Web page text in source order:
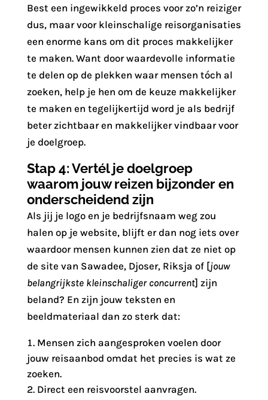
Best een ingewikkeld proces voor zo’n reiziger
dus, maar voor kleinschalige reisorganisaties
een enorme kans om dit proces makkelijker
te maken. Want door waardevolle informatie
te delen op de plekken waar mensen tóch al
zoeken, help je hen om de keuze makkelijker
te maken en tegelijkertijd word je als bedrijf
beter zichtbaar en makkelijker vindbaar voor
je doelgroep.
Stap 4: Vertél je doelgroep
waarom jouw reizen bijzonder en
onderscheidend zijn
Als jij je logo en je bedrijfsnaam weg zou
halen op je website, blijft er dan nog iets over
waardoor mensen kunnen zien dat ze niet op
de site van Sawadee, Djoser, Riksja of [jouw
belangrijkste kleinschaliger concurrent] zijn
beland? En zijn jouw teksten en
beeldmateriaal dan zo sterk dat:
Mensen zich aangesproken voelen door
jouw reisaanbod omdat het precies is wat ze
zoeken.
Direct een reisvoorstel aanvragen.